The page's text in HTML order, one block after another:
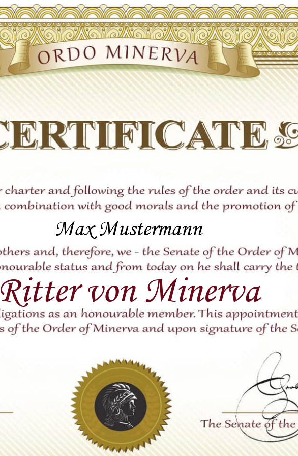
Max Mustermann
Ritter von Minerva